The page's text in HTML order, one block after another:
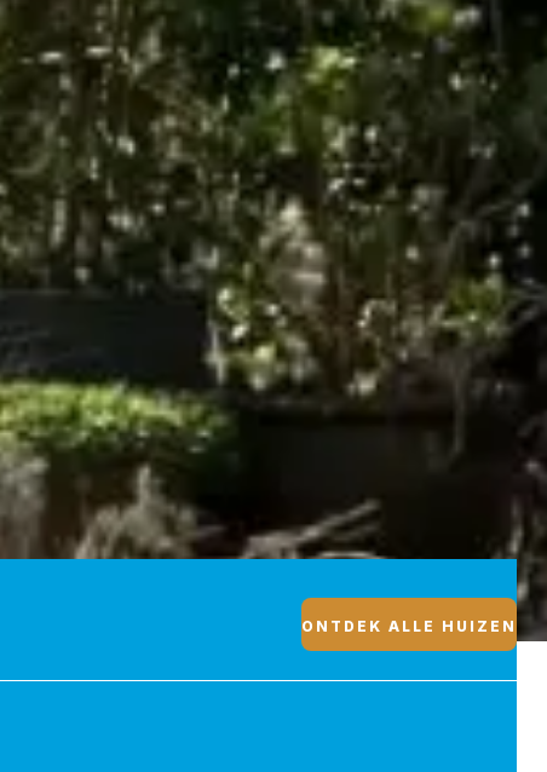
ONTDEK ALLE HUIZEN